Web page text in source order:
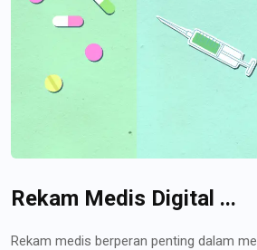
Rekam Medis Digital ...
Rekam medis berperan penting dalam